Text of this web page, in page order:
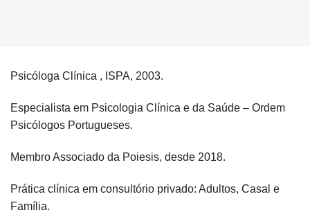
Psicóloga Clínica , ISPA, 2003.
Especialista em Psicologia Clínica e da Saúde – Ordem
Psicólogos Portugueses.
Membro Associado da Poiesis, desde 2018.
Prática clínica em consultório privado: Adultos, Casal e
Família.